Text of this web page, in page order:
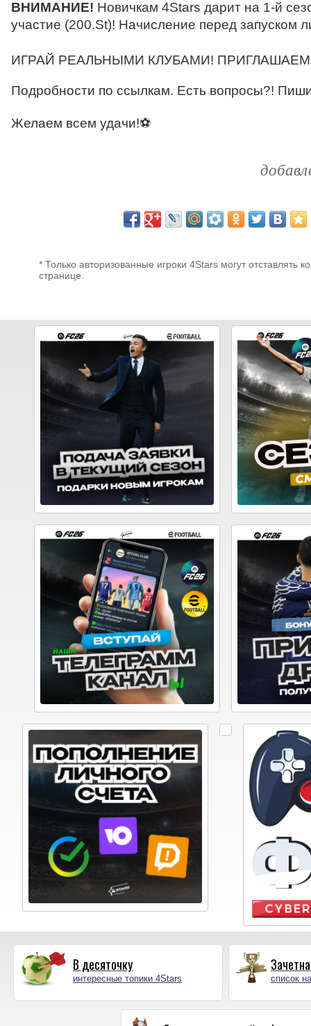
ВНИМАНИЕ! Новичкам 4Stars дарит на 1-й
участие (200.St)! Начисление перед запуском
ИГРАЙ РЕАЛЬНЫМИ КЛУБАМИ!
Подробности по ссылкам. Есть вопросы?!
Желаем всем удачи!⚽
* Только авторизованные игроки 4Stars могут отставлять
странице.
В десяточку
интересные топики 4Stars список